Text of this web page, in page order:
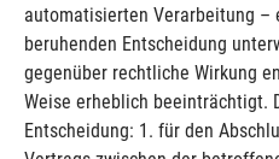
automatisierten Verarbeitung
beruhenden Entscheidung
gegenüber rechtliche Wirkung
Weise erheblich beeinträchtigt.
Entscheidung: 1. für den